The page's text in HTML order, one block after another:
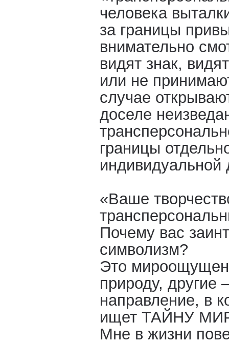
человека
за границы
внимательно
видят знак,
или не
случае
доселе
границы
«Ваше
Почему вас
символизм?
Это
природу,
направление, в
ищет ТАЙНУ
Мне в жизни